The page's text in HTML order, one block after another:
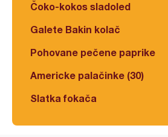
Čoko-kokos sladoled
Galete Bakin kolač
Pohovane pečene paprike
Americke palačinke (30)
Slatka fokača